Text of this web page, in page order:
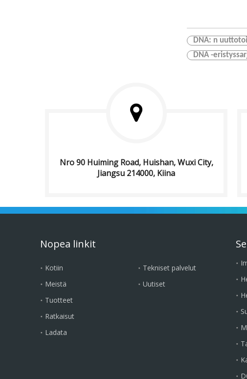
DNA: n
DNA -
Nro 90 Huiming Road, Huishan, Wuxi City,
Jiangsu 214000, Kiina
Nopea linkit
Kotiin
Meistä
Tuotteet
Ratkaisut
Ladata
Tekniset palvelut
Uutiset